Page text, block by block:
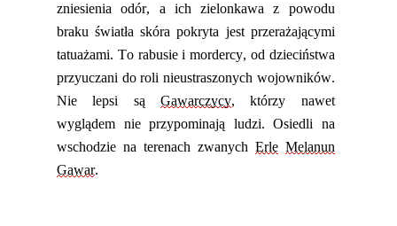
zniesienia odór, a ich zielonkawa z powodu
braku światła skóra pokryta jest przerażającymi
tatuażami. To rabusie i mordercy, od dzieciństwa
przyuczani do roli nieustraszonychwojowników.
Nie lepsi są Gawarczycy, którzy nawet
wyglądem nie przypominają ludzi. Osiedli na
wschodzie na terenach zwanych Erle Melanun
Gawar.